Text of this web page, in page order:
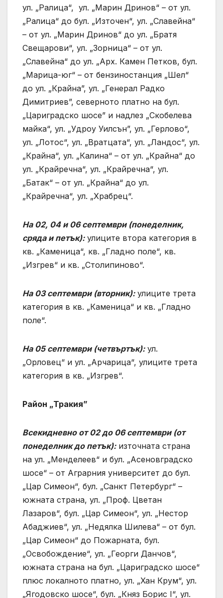
ул. „Ралица“, ул. „Марин Дринов“ – от ул.
„Ралица“ до бул. „Източен“, ул. „Славейна“
– от ул. „Марин Дринов“ до ул. „Братя
Свещарови“, ул. „Зорница“ – от ул.
„Славейна“ до ул. „Арх. Камен Петков, бул.
„Марица-юг“ – от бензиностанция „Шел“
до ул. „Крайна”, ул. „Генерал Радко
Димитриев”, северното платно на бул.
„Цариградско шосе” и надлез „Скобелева
майка“, ул. „Удроу Уилсън”, ул. „Герлово“,
ул. „Лотос“, ул. „Вратцата“, ул. „Ландос“, ул.
„Крайна“, ул. „Калина“ – от ул. „Крайна“ до
ул. „Крайречна“, ул. „Крайречна“, ул.
„Батак“ – от ул. „Крайна“ до ул.
„Крайречна“, ул. „Храбрец“.
На 02, 04 и 06 септември (понеделник,
сряда и петък):улиците втора категория в
кв. „Каменица“, кв. „Гладно поле“, кв.
„Изгрев“ и кв. „Столипиново“.
На 03 септември (вторник):улиците трета
категория в кв. „Каменица“ и кв. „Гладно
поле“.
На 05 септември (четвъртък):ул.
„Орловец“ и ул. „Арчарица“, улиците трета
категория в кв. „Изгрев“.
Район „Тракия”
Всекидневно от 02 до 06 септември (от
понеделник до петък):източната страна
на ул. „Менделеев“ и бул. „Асеновградско
шосе“ – от Аграрния университет до бул.
„Цар Симеон“, бул. „Санкт Петербург“ –
южната страна, ул. „Проф. Цветан
Лазаров“, бул. „Цар Симеон“, ул. „Нестор
Абаджиев“, ул. „Недялка Шилева“ – от бул.
„Цар Симеон“ до Пожарната, бул.
„Освобождение“, ул. „Георги Данчов“,
южната страна на бул. „Цариградско шосе“
плюс локалното платно, ул. „Хан Крум“, ул.
„Ягодовско шосе“, бул. „Княз Борис I“, ул.